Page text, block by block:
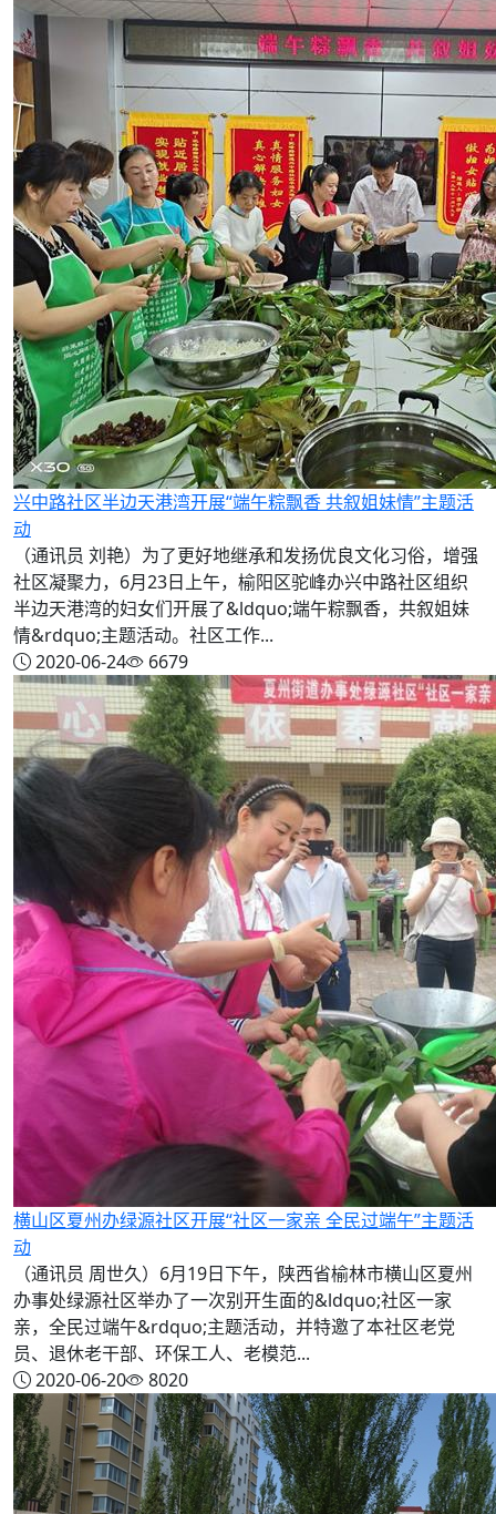
兴中路社区半边天港湾开展“端午粽飘香 共叙姐妹情”主题活
动
（通讯员 刘艳）为了更好地继承和发扬优良文化习俗，增强
社区凝聚力，6月23日上午，榆阳区驼峰办兴中路社区组织
半边天港湾的妇女们开展了&ldquo;端午粽飘香，共叙姐妹
情&rdquo;主题活动。社区工作...
2020-06-24
6679
横山区夏州办绿源社区开展“社区一家亲 全民过端午”主题活
动
（通讯员 周世久）6月19日下午，陕西省榆林市横山区夏州
办事处绿源社区举办了一次别开生面的&ldquo;社区一家
亲，全民过端午&rdquo;主题活动，并特邀了本社区老党
员、退休老干部、环保工人、老模范...
2020-06-20
8020